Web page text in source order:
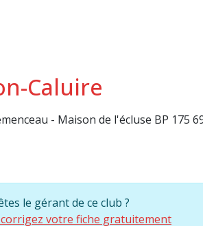
Caluire
- Maison de l'écluse BP 175
le gérant de ce club ?
votre fiche gratuitement